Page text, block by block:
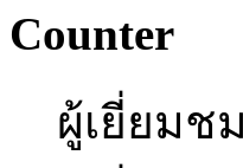
Counter
ผู้เยี่ยมช